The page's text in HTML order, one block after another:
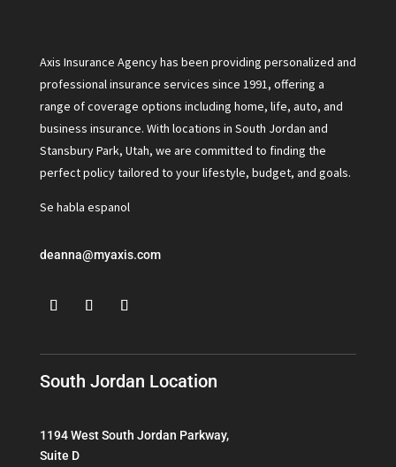
Axis Insurance Agency has been providing personalized and
professional insurance services since 1991, offering a
range of coverage options including home, life, auto, and
business insurance. With locations in South Jordan and
Stansbury Park, Utah, we are committed to finding the
perfect policy tailored to your lifestyle, budget, and goals.
Se habla espanol
deanna@myaxis.com
South Jordan Location
1194 West South Jordan Parkway,
Suite D